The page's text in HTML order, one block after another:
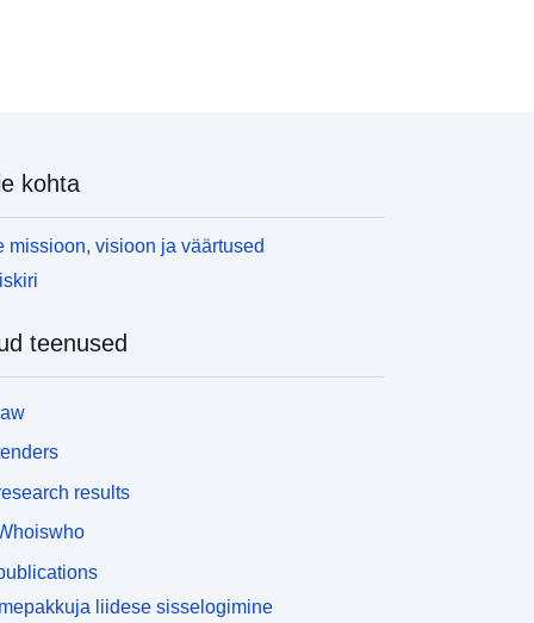
kohta
missioon, visioon ja väärtused
teenused
results
liidese sisselogimine